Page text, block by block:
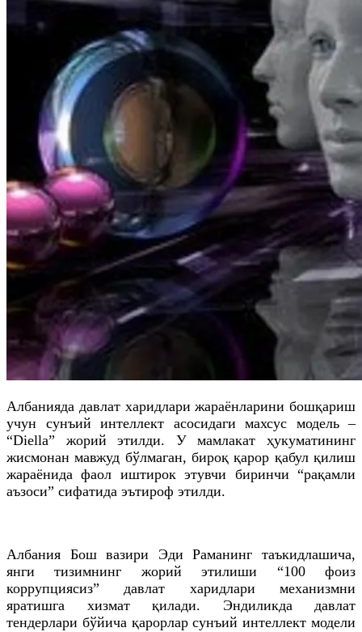
Албанияда давлат харидлари жараёнларини бошқариш
учун сунъий интеллект асосидаги махсус модель –
“Diella” жорий этилди. У мамлакат ҳукуматининг
жисмонан мавжуд бўлмаган, бироқ қарор қабул қилиш
жараёнида фаол иштирок этувчи биринчи “рақамли
аъзоси” сифатида эътироф этилди.
Албания Бош вазири Эди Раманинг таъкидлашича,
янги тизимнинг жорий этилиши “100 фоиз
коррупциясиз” давлат харидлари механизмни
яратишга хизмат қилади. Эндиликда давлат
тендерлари бўйича қарорлар сунъий интеллект модели